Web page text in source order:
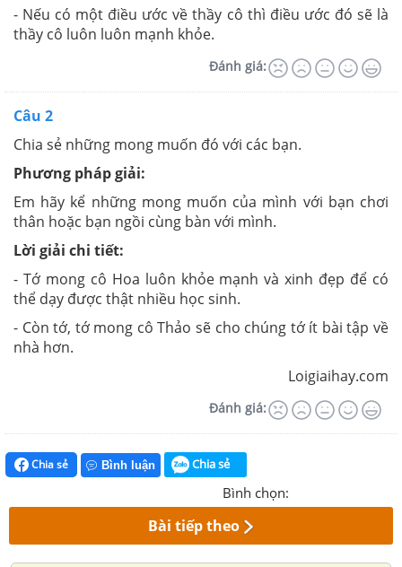
- Nếu có một điều ước về thầy cô thì điều ước đó sẽ là
thầy cô luôn luôn mạnh khỏe.
Đánh giá:
Câu 2
Chia sẻ những mong muốn đó với các bạn.
Phương pháp giải:
Em hãy kể những mong muốn của mình với bạn chơi
thân hoặc bạn ngồi cùng bàn với mình.
Lời giải chi tiết:
- Tớ mong cô Hoa luôn khỏe mạnh và xinh đẹp để có
thể dạy được thật nhiều học sinh.
- Còn tớ, tớ mong cô Thảo sẽ cho chúng tớ ít bài tập về
nhà hơn.
Loigiaihay.com
Đánh giá:
Chia sẻ Bình luận Chia sẻ
Bình chọn:
Bài tiếp theo